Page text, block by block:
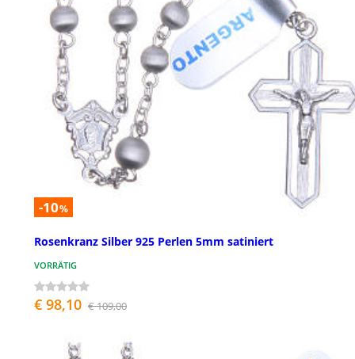
-10%
Rosenkranz Silber 925 Perlen 5mm satiniert
VORRÄTIG
€ 98,10 € 109,00